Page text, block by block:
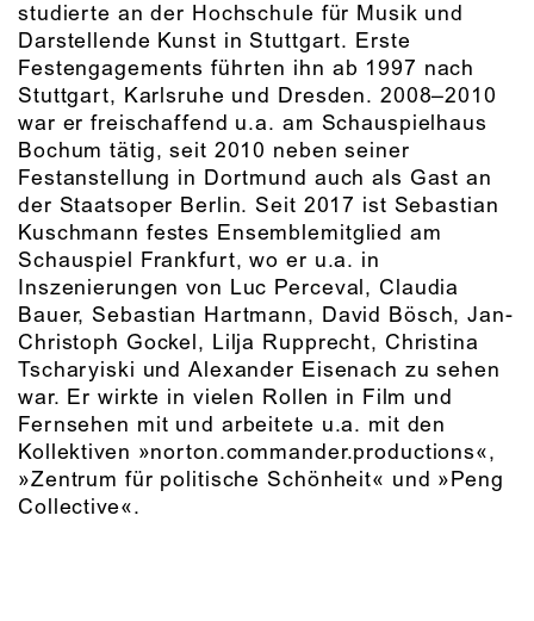
studierte an der Hochschule für Musik und
Darstellende Kunst in Stuttgart. Erste
Festengagements führten ihn ab 1997 nach
Stuttgart, Karlsruhe und Dresden. 2008–2010
war er freischaffend u.a. am Schauspielhaus
Bochum tätig, seit 2010 neben seiner
Festanstellung in Dortmund auch als Gast an
der Staatsoper Berlin. Seit 2017 ist Sebastian
Kuschmann festes Ensemblemitglied am
Schauspiel Frankfurt, wo er u.a. in
Inszenierungen von Luc Perceval, Claudia
Bauer, Sebastian Hartmann, David Bösch, Jan-
Christoph Gockel, Lilja Rupprecht, Christina
Tscharyiski und Alexander Eisenach zu sehen
war. Er wirkte in vielen Rollen in Film und
Fernsehen mit und arbeitete u.a. mit den
Kollektiven »norton.commander.productions«,
»Zentrum für politische Schönheit« und »Peng
Collective«.